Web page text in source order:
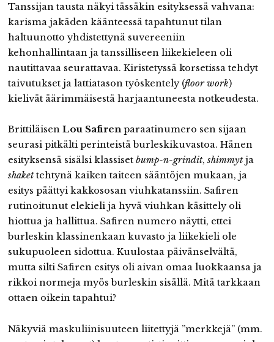
Tanssijan tausta näkyi tässäkin esityksessä vahvana:
karisma jakäden käänteessä tapahtunut tilan
haltuunotto yhdistettynä suvereeniin
kehonhallintaan ja tanssilliseen liikekieleen oli
nautittavaa seurattavaa. Kiristetyssä korsetissa tehdyt
taivutukset ja lattiatason työskentely (floor work)
kielivät äärimmäisestä harjaantuneesta notkeudesta.
Brittiläisen Lou Safirenparaatinumero sen sijaan
seurasi pitkälti perinteistä burleskikuvastoa. Hänen
esityksensä sisälsi klassiset bump-n-grindit,shimmytja
shakettehtynä kaiken taiteen sääntöjen mukaan, ja
esitys päättyi kakkososan viuhkatanssiin. Safiren
rutinoitunut elekieli ja hyvä viuhkan käsittely oli
hiottua ja hallittua. Safiren numero näytti, ettei
burleskin klassinenkaan kuvasto ja liikekieli ole
sukupuoleen sidottua. Kuulostaa päivänselvältä,
mutta silti Safiren esitys oli aivan omaa luokkaansa ja
rikkoi normeja myös burleskin sisällä. Mitä tarkkaan
ottaen oikein tapahtui?
Näkyviä maskuliinisuuteen liitettyjä ”merkkejä” (mm.